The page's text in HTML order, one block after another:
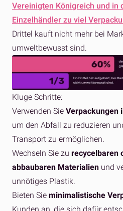
Vereinigten Königreich und in
Einzelhändler zu viel
Drittel kauft nicht mehr bei
umweltbewusst sind.
Kluge Schritte:
Verwenden Sie Verpackungen
um den Abfall zu reduzieren
Transport zu ermöglichen.
Wechseln Sie zu recycelbaren
abbaubaren Materialien und
unnötiges Plastik.
Bieten Sie minimalistische
Kunden an, die sich dafür